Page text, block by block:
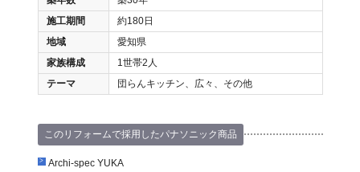
施工期間
約180日
地域
愛知県
家族構成
1世帯2人
テーマ
団らんキッチン、広々、その他
このリフォームで採用したパナソニック商品
Archi-spec YUKA